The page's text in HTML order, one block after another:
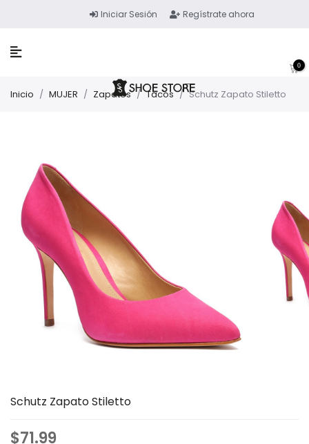
Iniciar Sesión Regístrate ahora
0
Inicio / MUJER / Zapatos / Tacos / Schutz Zapato Stiletto
Schutz Zapato Stiletto
$71.99